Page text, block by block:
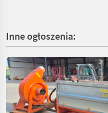
Inne ogłoszenia: